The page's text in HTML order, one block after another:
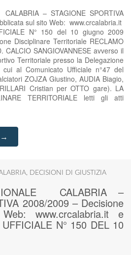
– STAGIONE SPORTIVA
sul sito Web: www.crcalabria.it
N° 150 del 10 giugno 2009
Disciplinare Territoriale RECLAMO
SANGIOVANNESE avverso il
Territoriale presso la Delegazione
al Comunicato Ufficiale n°47 del
ZOJZA Giustino, AUDIA Biagio,
Cristian per OTTO gare). LA
TERRITORIALE letti gli atti
, DECISIONI DI GIUSTIZIA
CALABRIA –
2008/2009 – Decisione
Web: www.crcalabria.it e
N° 150 DEL 10